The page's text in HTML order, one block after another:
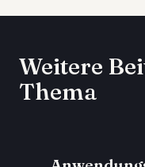
Weitere
Thema